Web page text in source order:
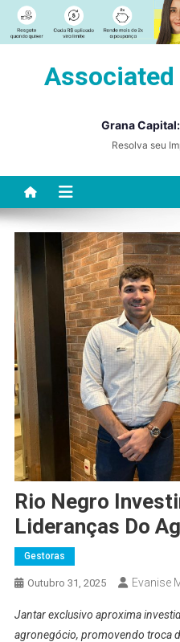
Associated
Grana
Resolva seu
Rio Negro
Lideranças Do
Gestoras
Outubro 31, 2025 Evanise
Jantar exclusivo aproxima
agronegócio, promovendo troca